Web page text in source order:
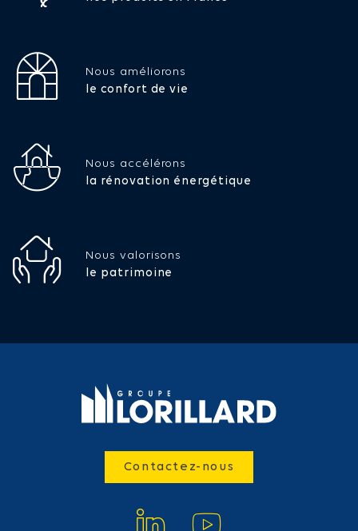
Nous améliorons
le confort de vie
Nous accélérons
la rénovation énergétique
Nous valorisons
le patrimoine
Contactez-nous